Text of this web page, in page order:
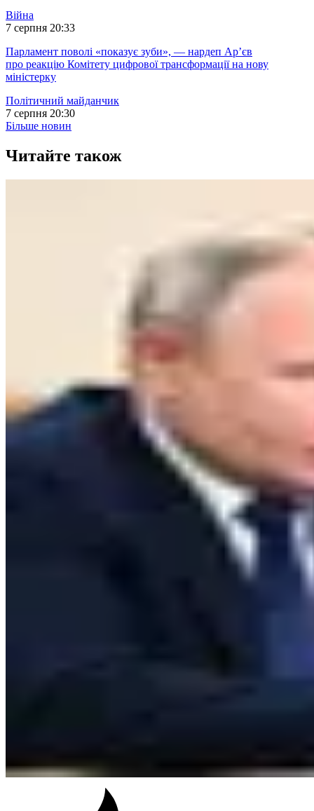
Війна
7 серпня 20:33
Парламент поволі «показує зуби», — нардеп Ар’єв
про реакцію Комітету цифрової трансформації на нову
міністерку
Політичний майданчик
7 серпня 20:30
Більше новин
Читайте також